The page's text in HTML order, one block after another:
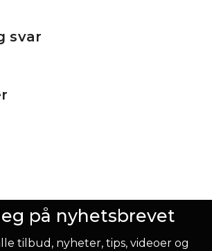
svar
på nyhetsbrevet
tilbud, nyheter, tips, videoer og